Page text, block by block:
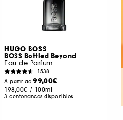
HUGO BOSS
BOSS Bottled Beyond
Eau de Parfum
1538
À partir de99,00€
198,00€ / 100ml
3 contenances disponibles